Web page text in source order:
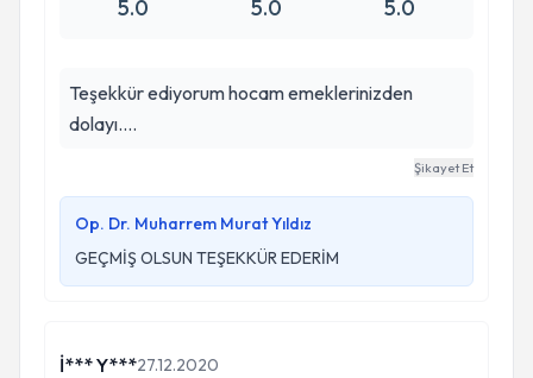
5.0 5.0 5.0
Teşekkür ediyorum hocam emeklerinizden
dolayı....
Şikayet Et
Op. Dr. Muharrem Murat Yıldız
GEÇMİŞ OLSUN TEŞEKKÜR EDERİM
İ*** Y***27.12.2020